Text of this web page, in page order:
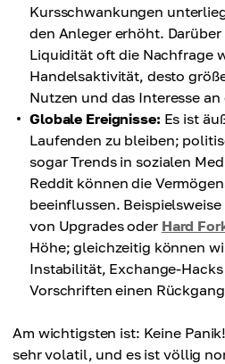
Kursschwankungen
den Anleger erhöht.
Liquidität oft die Nachfrage
Handelsaktivität, desto
Nutzen und das Interesse
Globale Ereignisse: Es ist
Laufenden zu bleiben;
sogar Trends in sozialen
Reddit können die
beeinflussen.
von Upgrades oder Hard
Höhe; gleichzeitig können
Instabilität, Exchange-
Vorschriften einen
Am wichtigsten ist: Keine
sehr volatil, und es ist völlig